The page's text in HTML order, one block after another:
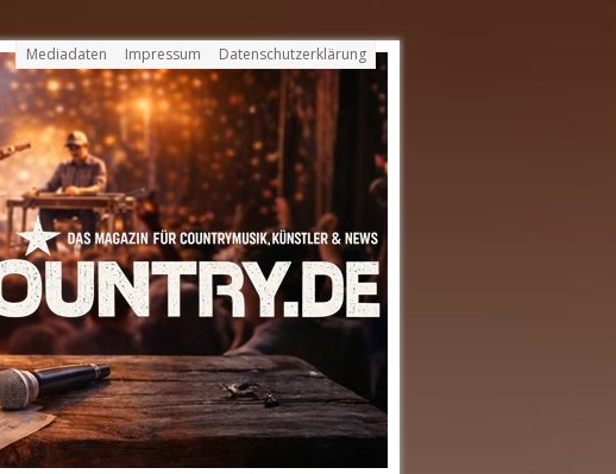
Mediadaten Impressum Datenschutzerklärung